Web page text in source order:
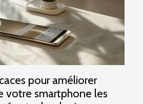
pour améliorer
votre smartphone les